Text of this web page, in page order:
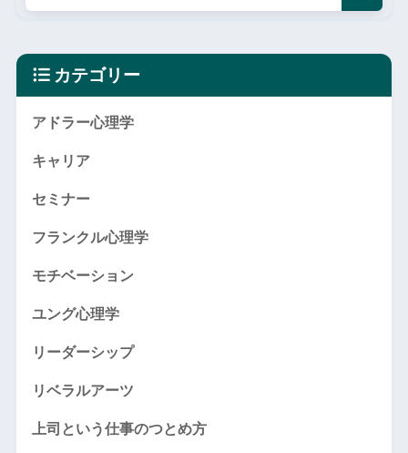
カテゴリー
アドラー心理学
キャリア
セミナー
フランクル心理学
モチベーション
ユング心理学
リーダーシップ
リベラルアーツ
上司という仕事のつとめ方